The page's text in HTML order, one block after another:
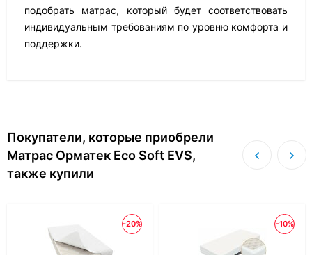
подобрать матрас, который будет соответствовать
индивидуальным требованиям по уровню комфорта и
поддержки.
Покупатели, которые приобрели
Матрас Орматек Eco Soft EVS,
также купили
-20% -10%